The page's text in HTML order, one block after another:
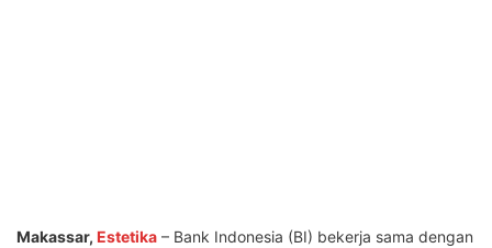
Makassar, Estetika – Bank Indonesia (BI) bekerja sama dengan